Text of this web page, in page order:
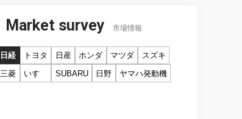
Market survey 市場情報
日経 トヨタ 日産 ホンダ マツダ
スズキ
三菱
いすゞ SUBARU 日野 ヤマハ発動機